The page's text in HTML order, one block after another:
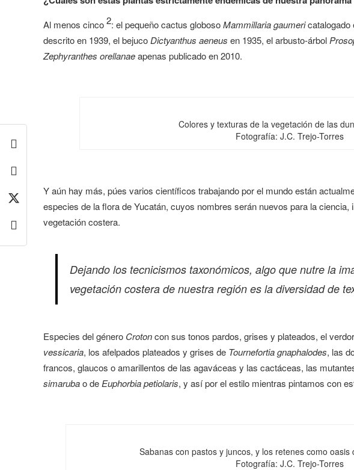
Al menos cinco2: el pequeño cactus globosoMammillaria gaumericatalogado
descrito en 1939, el bejuco Dictyanthus aeneus en 1935, el arbusto-árbol
Zephyranthes orellanaeapenas publicado en 2010.
Colores y texturas de la vegetación de las
Fotografía: J.C. Trejo-Torres
Y aún hay más, púes varios científicos trabajando por el mundo están
especies de la flora de Yucatán, cuyos nombres serán nuevos para la ciencia,
vegetación costera.
Dejando los tecnicismos taxonómicos, algo que nutre la
vegetación costera de nuestra región es la diversidad de
Especies del género Crotoncon sus tonos pardos, grises y plateados, el
vessicaria, los afelpados plateados y grises de Tournefortia gnaphalodes, las
francos, glaucos o amarillentos de las agaváceas y las cactáceas, las
simarubao de Euphorbia petiolaris, y así por el estilo mientras pintamos con
Sabanas con pastos y juncos, y los retenes como oasis
Fotografía: J.C. Trejo-Torres